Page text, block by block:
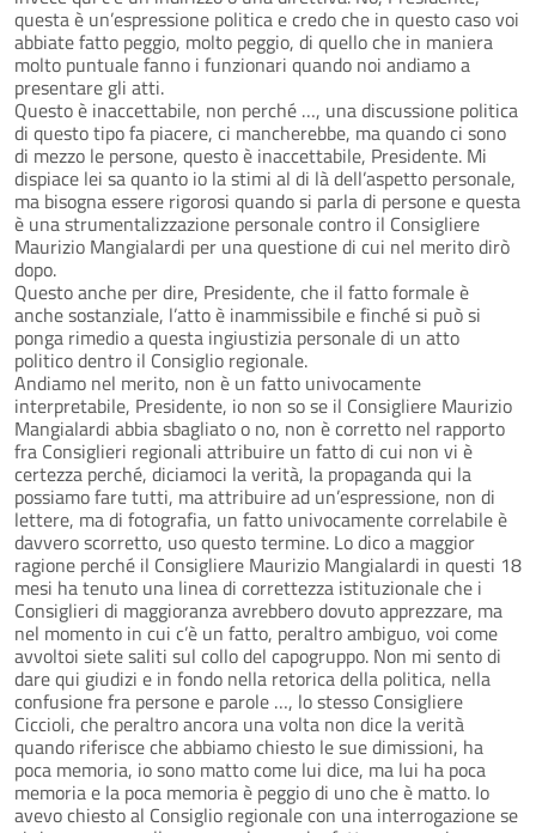
questa è un’espressione politica e credo che in questo caso voi
abbiate fatto peggio, molto peggio, di quello che in maniera
molto puntuale fanno i funzionari quando noi andiamo a
presentare gli atti.
Questo è inaccettabile, non perché …, una discussione politica
di questo tipo fa piacere, ci mancherebbe, ma quando ci sono
di mezzo le persone, questo è inaccettabile, Presidente. Mi
dispiace lei sa quanto io la stimi al di là dell’aspetto personale,
ma bisogna essere rigorosi quando si parla di persone e questa
è una strumentalizzazione personale contro il Consigliere
Maurizio Mangialardi per una questione di cui nel merito dirò
dopo.
Questo anche per dire, Presidente, che il fatto formale è
anche sostanziale, l’atto è inammissibile e finché si può si
ponga rimedio a questa ingiustizia personale di un atto
politico dentro il Consiglio regionale.
Andiamo nel merito, non è un fatto univocamente
interpretabile, Presidente, io non so se il Consigliere Maurizio
Mangialardi abbia sbagliato o no, non è corretto nel rapporto
fra Consiglieri regionali attribuire un fatto di cui non vi è
certezza perché, diciamoci la verità, la propaganda qui la
possiamo fare tutti, ma attribuire ad un’espressione, non di
lettere, ma di fotografia, un fatto univocamente correlabile è
davvero scorretto, uso questo termine. Lo dico a maggior
ragione perché il Consigliere Maurizio Mangialardi in questi 18
mesi ha tenuto una linea di correttezza istituzionale che i
Consiglieri di maggioranza avrebbero dovuto apprezzare, ma
nel momento in cui c’è un fatto, peraltro ambiguo, voi come
avvoltoi siete saliti sul collo del capogruppo. Non mi sento di
dare qui giudizi e in fondo nella retorica della politica, nella
confusione fra persone e parole …, lo stesso Consigliere
Ciccioli, che peraltro ancora una volta non dice la verità
quando riferisce che abbiamo chiesto le sue dimissioni, ha
poca memoria, io sono matto come lui dice, ma lui ha poca
memoria e la poca memoria è peggio di uno che è matto. Io
avevo chiesto al Consiglio regionale con una interrogazione se